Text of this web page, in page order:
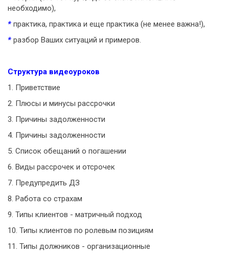
необходимо),
* практика, практика и еще практика (не менее важна!),
* разбор Ваших ситуаций и примеров.
Структура видеоуроков
1. Приветствие
2. Плюсы и минусы рассрочки
3. Причины задолженности
4. Причины задолженности
5. Список обещаний о погашении
6. Виды рассрочек и отсрочек
7. Предупредить ДЗ
8. Работа со страхам
9. Типы клиентов - матричный подход
10. Типы клиентов по ролевым позициям
11. Типы должников - организационные